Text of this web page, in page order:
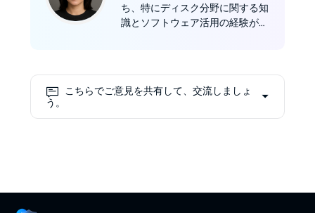
ち、特にディスク分野に関する知
識とソフトウェア活用の経験が豊
グ、書き込みなど多岐にわたる方
こちらでご意見を共有して、交流しましょ
う。